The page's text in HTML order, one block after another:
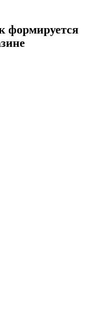
формируется